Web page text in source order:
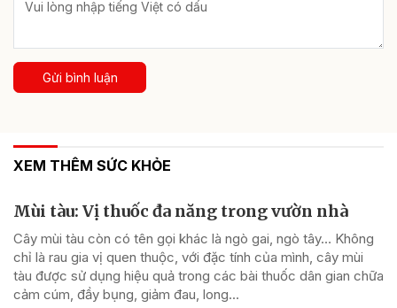
Gửi bình luận
XEM THÊM SỨC KHỎE
Mùi tàu: Vị thuốc đa năng trong vườn nhà
Cây mùi tàu còn có tên gọi khác là ngò gai, ngò tây… Không
chỉ là rau gia vị quen thuộc, với đặc tính của mình, cây mùi
tàu được sử dụng hiệu quả trong các bài thuốc dân gian chữa
cảm cúm, đầy bụng, giảm đau, long...